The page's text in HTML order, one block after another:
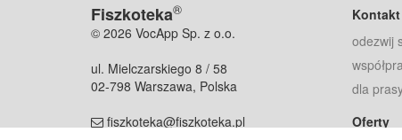
Fiszkoteka®
© 2026 VocApp Sp. z o.o.
ul. Mielczarskiego 8 / 58
02-798 Warszawa, Polska
fiszkoteka@fiszkoteka.pl
Kontakt
odezwij
dla
Oferty